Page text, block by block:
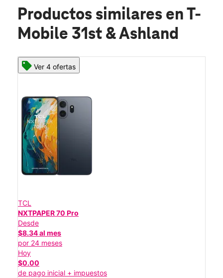
Productos similares en T-
Mobile 31st & Ashland
Ver 4 ofertas
TCL
NXTPAPER 70 Pro
Desde
$8.34 al mes
por 24 meses
Hoy
$0.00
de pago inicial + impuestos